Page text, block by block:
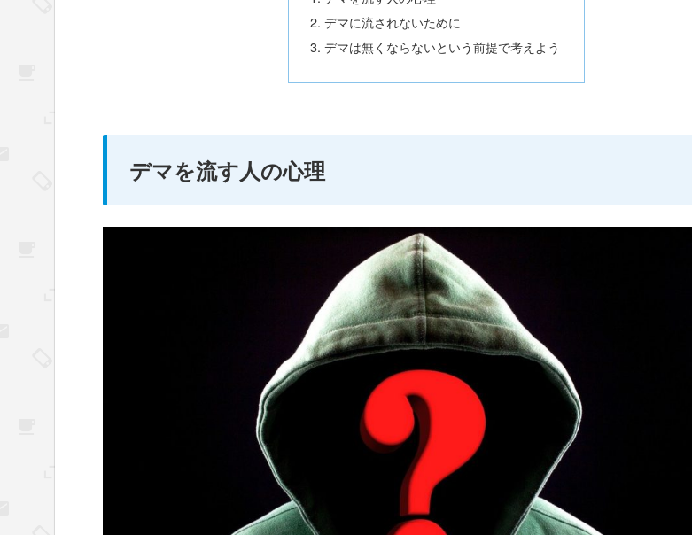
デマに流されないために
デマは無くならないという前提で考えよう
デマを流す人の心理